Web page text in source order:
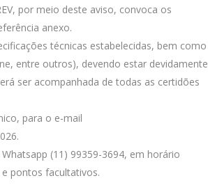
por meio deste aviso, convoca os
anexo.
técnicas estabelecidas, bem como
entre outros), devendo estar devidamente
ser acompanhada de todas as certidões
para o e-mail
(11) 99359-3694, em horário
pontos facultativos.